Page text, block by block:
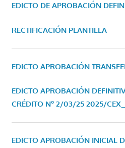
EDICTO DE APROBACIÓN
RECTIFICACIÓN PLANTILLA
EDICTO APROBACIÓN
EDICTO APROBACIÓN
CRÉDITO Nº 2/03/25 2025/
EDICTO APROBACIÓN INICIAL